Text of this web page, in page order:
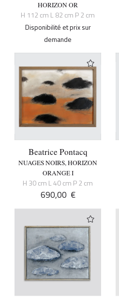
HORIZON OR
H 112 cm L 82 cm P 2 cm
Disponibilité et prix sur
demande
Beatrice Pontacq
NUAGES NOIRS, HORIZON
ORANGE I
H 30 cm L 40 cm P 2 cm
690,00 €